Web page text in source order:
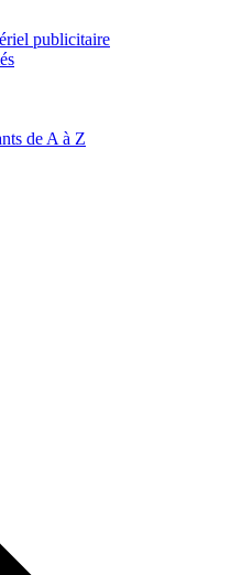
publicitaire
de A à Z